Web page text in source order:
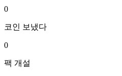
0
코인 보냈다
0
팩 개설